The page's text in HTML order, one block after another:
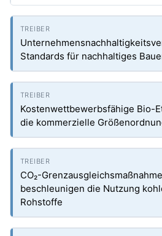
Standards für nachhaltiges
Kostenwettbewerbsfähige Bio-
die kommerzielle
CO₂-
beschleunigen die Nutzung
Rohstoffe